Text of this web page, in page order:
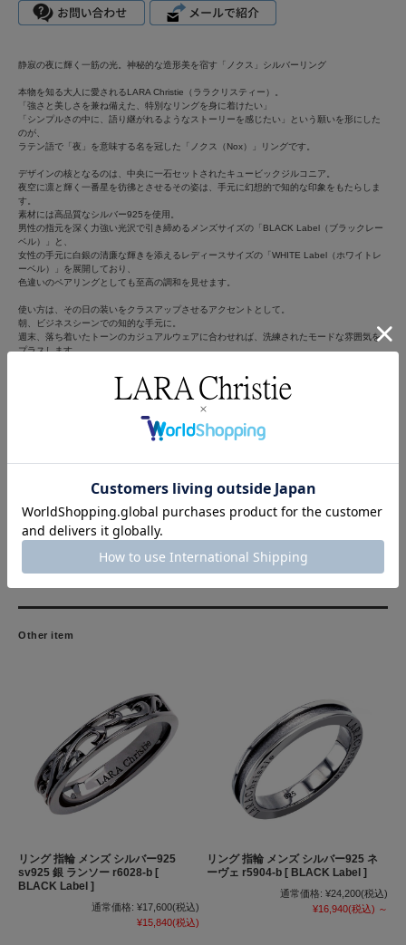
静寂の夜に輝く一筋の光。神秘的な造形美を宿す「ノクス」シルバーリング
本物を知る大人に愛されるLARA Christie（ララクリスティー）。
「強さと美しさを兼ね備えた、特別なリングを身に着けたい」
「シンプルさの中に、語り継がれるようなストーリーを感じたい」という願いを形にした
のが、
ラテン語で「夜」を意味する名を冠した「ノクス（Nox）」リングです。
デザインの核となるのは、中央に一石セットされたキュービックジルコニア。
夜空に凛と輝く一番星を彷彿とさせるその姿は、手元に幻想的で知的な印象をもたらしま
す。
素材には高品質なシルバー925を使用。
男性の指元を深く力強い光沢で引き締めるメンズサイズの「BLACK Label（ブラックレー
ベル）」と、
女性の手元に白銀の清廉な輝きを添えるレディースサイズの「WHITE Label（ホワイトレ
ーベル）」を展開しており、
色違いのペアリングとしても至高の調和を見せます。
使い方は、その日の装いをクラスアップさせるアクセントとして。
朝、ビジネスシーンでの知的な手元に。
週末、落ち着いたトーンのカジュアルウェアに合わせれば、洗練されたモードな雰囲気を
プラスします。
互いを照らし合う星のような、大人な絆を象徴するペアアイテムになります。
このリングは、20代から40代の「芯の強さとエレガンスを大切にする方」に最適です。
重厚感のあるルックスながら、内側まで丁寧に仕上げられた滑らかな着け心地が、
日常に確かな満足感を与えてくれます。
ブランド純正のボックスとショッパー、品質証明書が付属するため、
誕生日や記念日のギフトとしても、贈る側のセンスが光る逸品です。
自分へのご褒美に、あるいは大切な人への想いを込めて。
LARA Christieが提案する、夜の静寂から生まれた輝きをその指元へ。
素材：シルバー925（ブラックコーティング）/キュービックジルコニア（ブラック）
Other item
リング 指輪 メンズ シルバー925
sv925 銀 ランソー r6028-b [
BLACK Label ]
通常価格: ¥17,600(税込)
¥15,840(税込)
リング 指輪 メンズ シルバー925 ネ
ーヴェ r5904-b [ BLACK Label ]
通常価格: ¥24,200(税込)
¥16,940(税込) ～